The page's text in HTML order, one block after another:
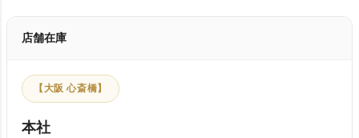
店舗在庫
【大阪 心斎橋】
本社